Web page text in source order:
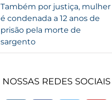
Também por justiça, mulher
é condenada a 12 anos de
prisão pela morte de
sargento
NOSSAS REDES SOCIAIS